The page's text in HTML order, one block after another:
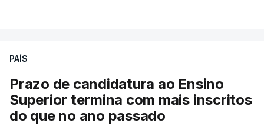
inundação numa habitação e houve um
deslizamento de terras numa estrada nos Nortes,
que entretanto já foi parcialmente desobstruída.
Terceira
, na Praia da Vitória, o mau tempo
PAÍS
Prazo de candidatura ao Ensino
Superior termina com mais inscritos
do que no ano passado